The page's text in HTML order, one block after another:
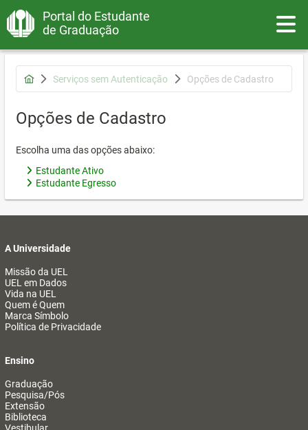
Portal do Estudante
de Graduação
Serviços sem Autenticação Opções de Cadastro
Opções de Cadastro
Escolha uma das opções abaixo:
Estudante Ativo
Estudante Egresso
A Universidade
Missão da UEL
UEL em Dados
Vida na UEL
Quem é Quem
Marca Símbolo
Política de Privacidade
Ensino
Graduação
Pesquisa/Pós
Extensão
Biblioteca